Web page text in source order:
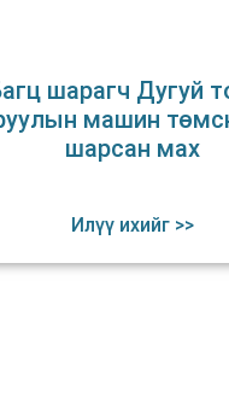
шарагч Дугуй
машин
шарсан мах
Илүү ихийг >>